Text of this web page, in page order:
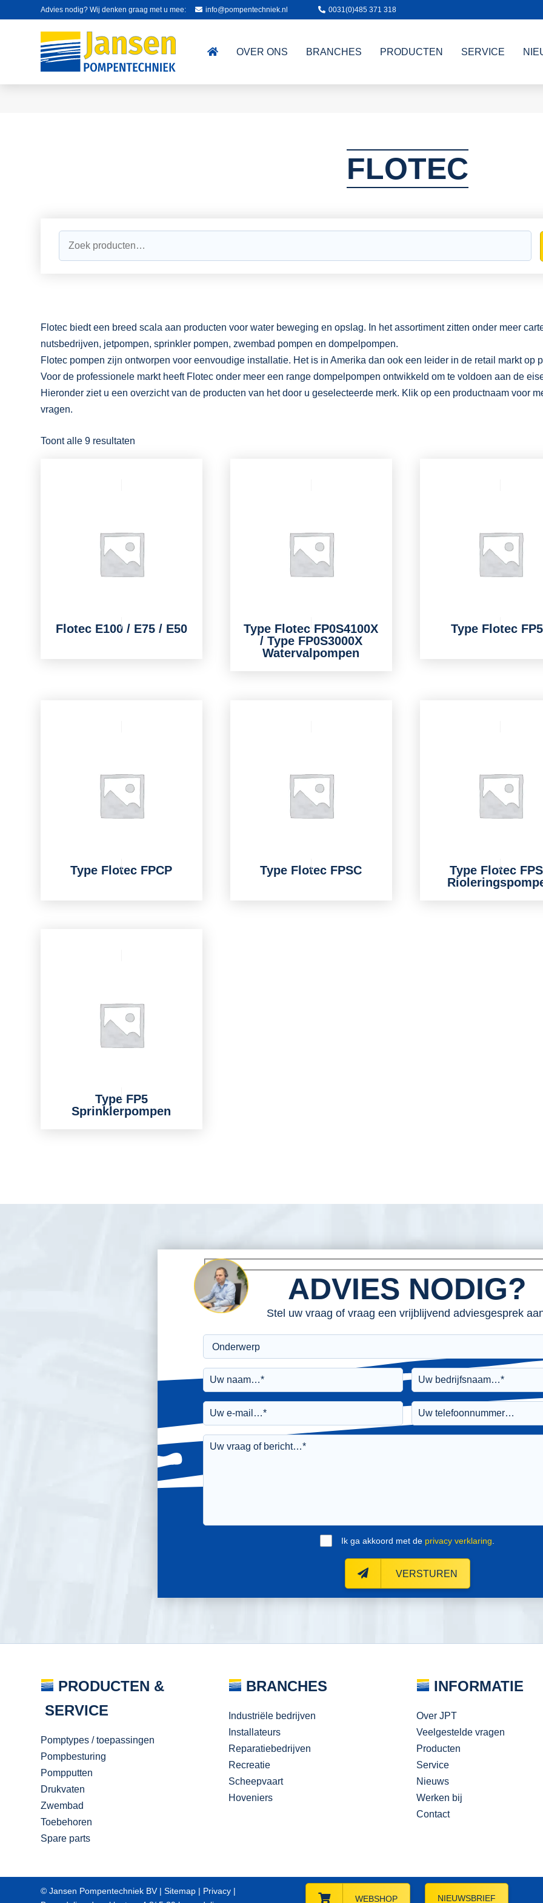
Advies nodig? Wij denken graag met u mee: info@pompentechniek.nl 0031(0)485 371 318
OVER ONS BRANCHES PRODUCTEN SERVICE
FLOTEC
Flotec biedt een breed scala aan producten voor water beweging en opslag. In het assortiment zitten onder meer
nutsbedrijven, jetpompen, sprinkler pompen, zwembad pompen en dompelpompen.
Flotec pompen zijn ontworpen voor eenvoudige installatie. Het is in Amerika dan ook een leider in de retail markt op
Voor de professionele markt heeft Flotec onder meer een range dompelpompen ontwikkeld om te voldoen aan de
Hieronder ziet u een overzicht van de producten van het door u geselecteerde merk. Klik op een productnaam voor
vragen.
Toont alle 9 resultaten
Flotec E100 / E75 / E50
Type Flotec FP0S4100X
/ Type FP0S3000X
Watervalpompen
Type Flotec
Type Flotec FPCP Type Flotec FPSC
Type Flotec
Type FP5
Sprinklerpompen
ADVIES NODIG?
Stel uw vraag of vraag een vrijblijvend adviesgesprek
Ik ga akkoord met de privacy verklaring
VERSTUREN
PRODUCTEN &
SERVICE
Pomptypes / toepassingen
Pompbesturing
Pompputten
Drukvaten
Zwembad
Toebehoren
Spare parts
BRANCHES
Industriële bedrijven
Installateurs
Reparatiebedrijven
Recreatie
Scheepvaart
Hoveniers
INFORMATIE
Over JPT
Veelgestelde vragen
Producten
Service
Nieuws
Werken bij
Contact
© Jansen Pompentechniek BV | Sitemap | Privacy |
WEBSHOP NIEUWSBRIEF